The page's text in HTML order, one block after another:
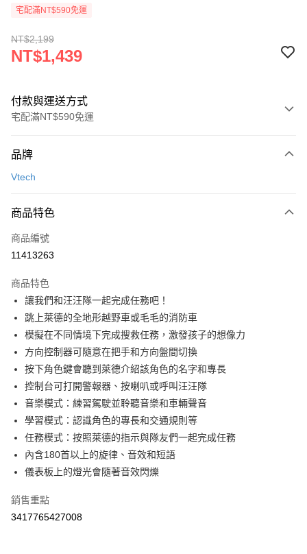
宅配滿NT$590免運
NT$2,199
NT$1,439
付款與運送方式
宅配滿NT$590免運
信用卡一次付款
Apple Pay
街口支付
Google Pay
AFTEE先享後付
相關說明
【關於「AFTEE先享後付」】
AFTEE先享後付是「在收到商品之後才付款」的支付方式。 讓您購物簡單
便利好安心！
１．簡單：不需註冊會員、不需綁卡、不需儲值。
２．便利：只要手機號碼，簡訊認證，即可結帳。
３．安心：先確認商品／服務後，再付款。
【「AFTEE先享後付」結帳流程】
結帳頁面，進行簡訊認證並確認金額後，即可完成結帳。
２．訂單成立數日內，您將收到繳費通知簡訊。
ATM／網路銀行／等多元方式進行付款，方視為交易完成。
※ 請注意：結帳手續完成當下不需立刻繳費，但若您需要取消訂單，請聯絡
購買商品的店家。未經商家同意取消之訂單仍視為有效，需透過AFTEE先享
ATM付款
運送方式
宅配
每筆NT$100，滿NT$590(含以上)免運費
離島宅配
每筆NT$150，滿NT$890(含以上)免運費
品牌
Vtech
商品特色
商品編號
11413263
商品特色
讓我們和汪汪隊一起完成任務吧！
跳上萊德的全地形越野車或毛毛的消防車
模擬在不同情境下完成搜救任務，激發孩子的想像力
方向控制器可隨意在把手和方向盤間切換
按下角色鍵會聽到萊德介紹該角色的名字和專長
控制台可打開警報器、按喇叭或呼叫汪汪隊
音樂模式：練習駕駛並聆聽音樂和車輛聲音
學習模式：認識角色的專長和交通規則等
任務模式：按照萊德的指示與隊友們一起完成任務
內含180首以上的旋律、音效和短語
儀表板上的燈光會隨著音效閃爍
銷售重點
3417765427008